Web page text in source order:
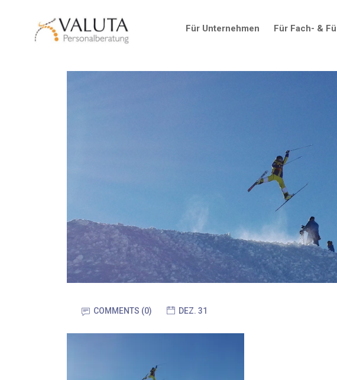
Für Unternehmen Für Fach- &
COMMENTS (0) DEZ. 31